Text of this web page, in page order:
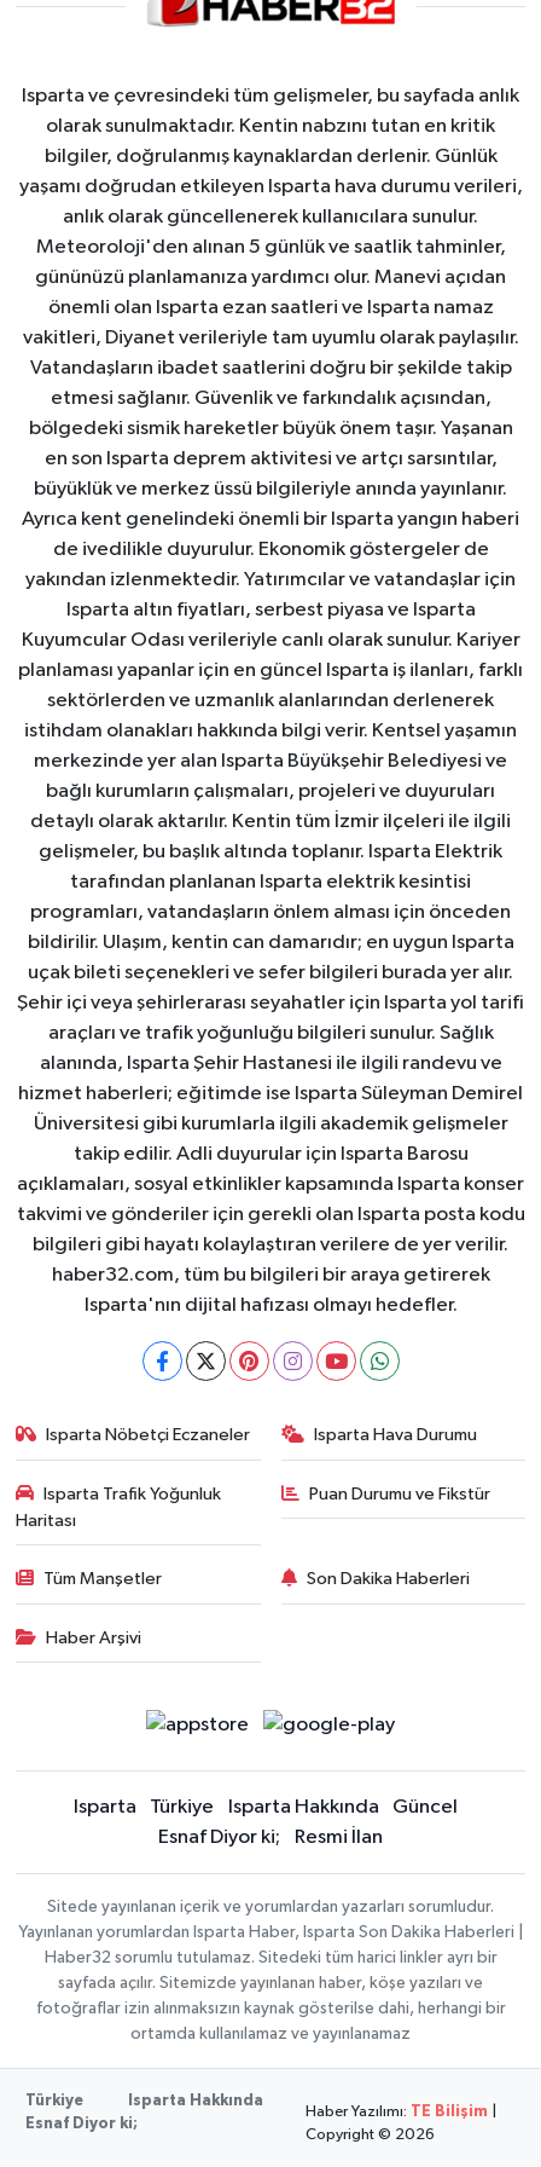
Isparta ve çevresindeki tüm gelişmeler, bu sayfada anlık
olarak sunulmaktadır. Kentin nabzını tutan en kritik
bilgiler, doğrulanmış kaynaklardan derlenir. Günlük
yaşamı doğrudan etkileyen Isparta hava durumu verileri,
anlık olarak güncellenerek kullanıcılara sunulur.
Meteoroloji'den alınan 5 günlük ve saatlik tahminler,
gününüzü planlamanıza yardımcı olur. Manevi açıdan
önemli olan Isparta ezan saatleri ve Isparta namaz
vakitleri, Diyanet verileriyle tam uyumlu olarak paylaşılır.
Vatandaşların ibadet saatlerini doğru bir şekilde takip
etmesi sağlanır. Güvenlik ve farkındalık açısından,
bölgedeki sismik hareketler büyük önem taşır. Yaşanan
en son Isparta deprem aktivitesi ve artçı sarsıntılar,
büyüklük ve merkez üssü bilgileriyle anında yayınlanır.
Ayrıca kent genelindeki önemli bir Isparta yangın haberi
de ivedilikle duyurulur. Ekonomik göstergeler de
yakından izlenmektedir. Yatırımcılar ve vatandaşlar için
Isparta altın fiyatları, serbest piyasa ve Isparta
Kuyumcular Odası verileriyle canlı olarak sunulur. Kariyer
planlaması yapanlar için en güncel Isparta iş ilanları, farklı
sektörlerden ve uzmanlık alanlarından derlenerek
istihdam olanakları hakkında bilgi verir. Kentsel yaşamın
merkezinde yer alan Isparta Büyükşehir Belediyesi ve
bağlı kurumların çalışmaları, projeleri ve duyuruları
detaylı olarak aktarılır. Kentin tüm İzmir ilçeleri ile ilgili
gelişmeler, bu başlık altında toplanır. Isparta Elektrik
tarafından planlanan Isparta elektrik kesintisi
programları, vatandaşların önlem alması için önceden
bildirilir. Ulaşım, kentin can damarıdır; en uygun Isparta
uçak bileti seçenekleri ve sefer bilgileri burada yer alır.
Şehir içi veya şehirlerarası seyahatler için Isparta yol tarifi
araçları ve trafik yoğunluğu bilgileri sunulur. Sağlık
alanında, Isparta Şehir Hastanesi ile ilgili randevu ve
hizmet haberleri; eğitimde ise Isparta Süleyman Demirel
Üniversitesi gibi kurumlarla ilgili akademik gelişmeler
takip edilir. Adli duyurular için Isparta Barosu
açıklamaları, sosyal etkinlikler kapsamında Isparta konser
takvimi ve gönderiler için gerekli olan Isparta posta kodu
bilgileri gibi hayatı kolaylaştıran verilere de yer verilir.
haber32.com, tüm bu bilgileri bir araya getirerek
Isparta'nın dijital hafızası olmayı hedefler.
Isparta Nöbetçi Eczaneler Isparta Hava Durumu
Isparta Trafik Yoğunluk
Haritası
Puan Durumu ve Fikstür
Tüm Manşetler Son Dakika Haberleri
Haber Arşivi
Isparta Türkiye Isparta Hakkında
Güncel
Esnaf Diyor ki;
Resmi İlan
Sitede yayınlanan içerik ve yorumlardan yazarları sorumludur.
Yayınlanan yorumlardan Isparta Haber, Isparta Son Dakika Haberleri |
Haber32 sorumlu tutulamaz. Sitedeki tüm harici linkler ayrı bir
sayfada açılır. Sitemizde yayınlanan haber, köşe yazıları ve
fotoğraflar izin alınmaksızın kaynak gösterilse dahi, herhangi bir
ortamda kullanılamaz ve yayınlanamaz
Türkiye
Isparta Hakkında
Esnaf Diyor ki;
Haber Yazılımı: TE Bilişim
Copyright © 2026